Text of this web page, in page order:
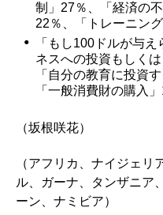
制」27％、「経済の
22％、「トレーニン
「もし100ドルが与
ネスへの投資もしく
「自分の教育に投資
「一般消費財の購入
（坂根咲花）
（アフリカ、ナイジェリ
ル、ガーナ、タンザニア
ーン、ナミビア）